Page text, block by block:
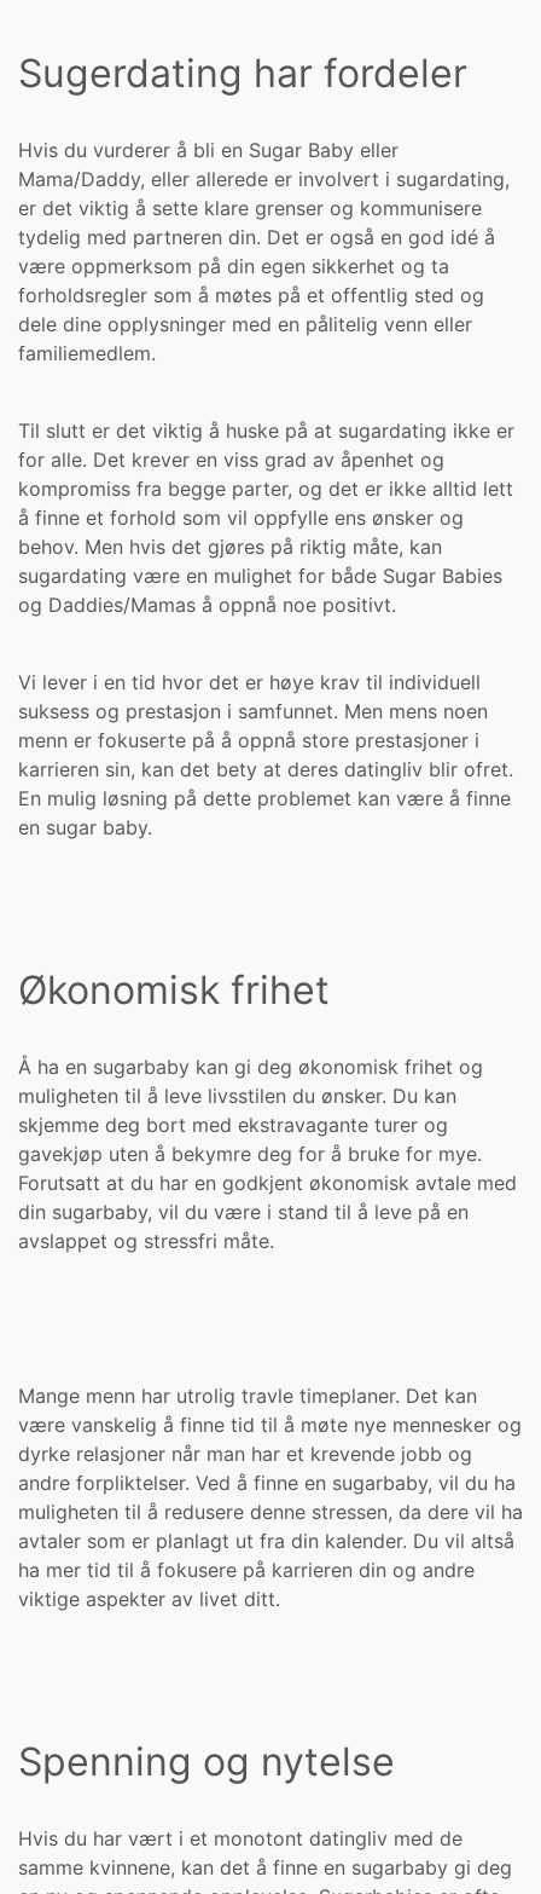
Sugerdating har fordeler
Hvis du vurderer å bli en Sugar Baby eller
Mama/Daddy, eller allerede er involvert i sugardating,
er det viktig å sette klare grenser og kommunisere
tydelig med partneren din. Det er også en god idé å
være oppmerksom på din egen sikkerhet og ta
forholdsregler som å møtes på et offentlig sted og
dele dine opplysninger med en pålitelig venn eller
familiemedlem.
Til slutt er det viktig å huske på at sugardating ikke er
for alle. Det krever en viss grad av åpenhet og
kompromiss fra begge parter, og det er ikke alltid lett
å finne et forhold som vil oppfylle ens ønsker og
behov. Men hvis det gjøres på riktig måte, kan
sugardating være en mulighet for både Sugar Babies
og Daddies/Mamas å oppnå noe positivt.
Vi lever i en tid hvor det er høye krav til individuell
suksess og prestasjon i samfunnet. Men mens noen
menn er fokuserte på å oppnå store prestasjoner i
karrieren sin, kan det bety at deres datingliv blir ofret.
En mulig løsning på dette problemet kan være å finne
en sugar baby.
Økonomisk frihet
Å ha en sugarbaby kan gi deg økonomisk frihet og
muligheten til å leve livsstilen du ønsker. Du kan
skjemme deg bort med ekstravagante turer og
gavekjøp uten å bekymre deg for å bruke for mye.
Forutsatt at du har en godkjent økonomisk avtale med
din sugarbaby, vil du være i stand til å leve på en
avslappet og stressfri måte.
Mange menn har utrolig travle timeplaner. Det kan
være vanskelig å finne tid til å møte nye mennesker og
dyrke relasjoner når man har et krevende jobb og
andre forpliktelser. Ved å finne en sugarbaby, vil du ha
muligheten til å redusere denne stressen, da dere vil ha
avtaler som er planlagt ut fra din kalender. Du vil altså
ha mer tid til å fokusere på karrieren din og andre
viktige aspekter av livet ditt.
Spenning og nytelse
Hvis du har vært i et monotont datingliv med de
samme kvinnene, kan det å finne en sugarbaby gi deg